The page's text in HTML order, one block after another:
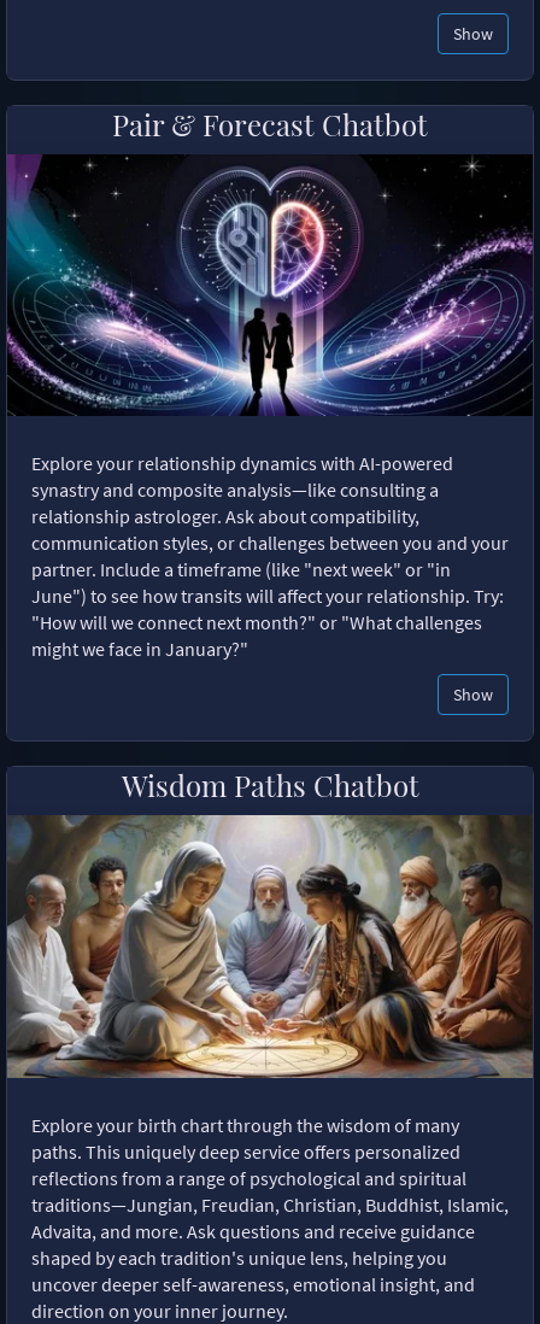
Show
Pair & Forecast Chatbot
Explore your relationship dynamics with AI-powered
synastry and composite analysis—like consulting a
relationship astrologer. Ask about compatibility,
communication styles, or challenges between you and your
partner. Include a timeframe (like "next week" or "in
June") to see how transits will affect your relationship. Try:
"How will we connect next month?" or "What challenges
might we face in January?"
Show
Wisdom Paths Chatbot
Explore your birth chart through the wisdom of many
paths. This uniquely deep service offers personalized
reflections from a range of psychological and spiritual
traditions—Jungian, Freudian, Christian, Buddhist, Islamic,
Advaita, and more. Ask questions and receive guidance
shaped by each tradition's unique lens, helping you
uncover deeper self-awareness, emotional insight, and
direction on your inner journey.